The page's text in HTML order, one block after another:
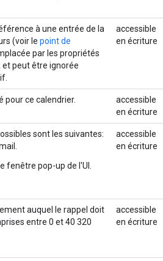
à une entrée de la
(voir le point de
par les propriétés
et peut être ignorée
accessible
en écriture
pour ce calendrier.
accessible
en écriture
sont les suivantes:
fenêtre pop-up de l'UI.
accessible
en écriture
auquel le rappel doit
entre 0 et 40 320
accessible
en écriture